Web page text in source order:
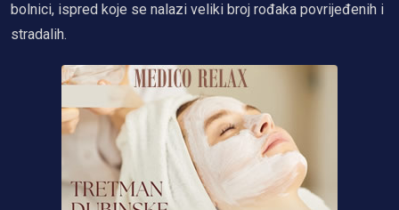
bolnici, ispred koje se nalazi veliki broj rođaka povrijeđenih i
stradalih.